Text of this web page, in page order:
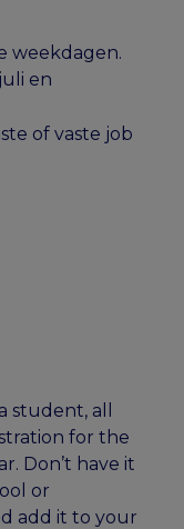
weekdagen.
en
of vaste job
student, all
for the
Don’t have it
or
add it to your